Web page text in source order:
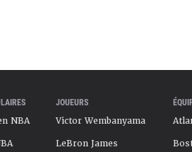
NBA
JOUEURS
Victor Wembanyama
LeBron James